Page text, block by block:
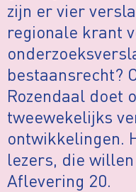
zijn er vier
regionale krant
bestaansrecht?
Rozendaal doet
tweewekelijks
ontwikkelingen.
lezers, die
Aflevering 20.